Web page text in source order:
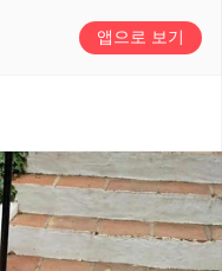
앱으로 보기